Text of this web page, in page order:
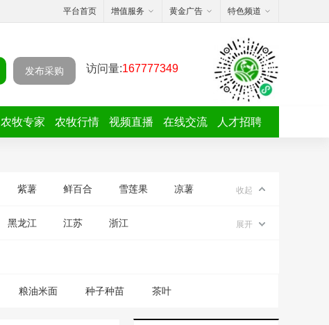
平台首页 增值服务 黄金广告 特色频道
访问量:167777349
发布采购
农牧专家 农牧行情 视频直播 在线交流 人才招聘
紫薯 鲜百合 雪莲果 凉薯 收起
黑龙江 江苏 浙江 展开
粮油米面 种子种苗 茶叶